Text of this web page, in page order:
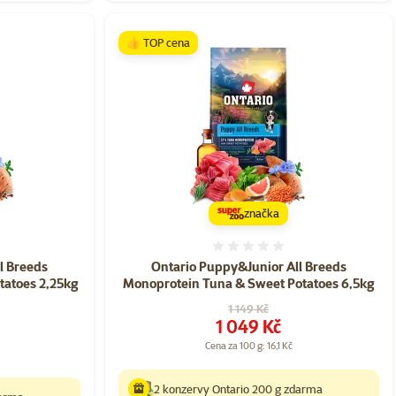
Breeds
2,25kg
Ontario Puppy&Junior All Breeds
Monoprotein Tuna & Sweet Potatoes 6,5kg
Původní cena
1 149 Kč
Cena
1 049 Kč
Cena za 100 g: 16,1 Kč
👍 TOP cena
značka
2 konzervy Ontario 200 g zdarma